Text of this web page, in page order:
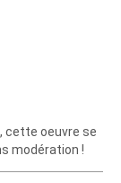
cette oeuvre se
modération !